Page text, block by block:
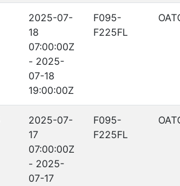
2025-07-
18
07:00:00Z
- 2025-
07-18
19:00:00Z
F095-
F225FL
2025-07-
17
07:00:00Z
- 2025-
07-17
F095-
F225FL